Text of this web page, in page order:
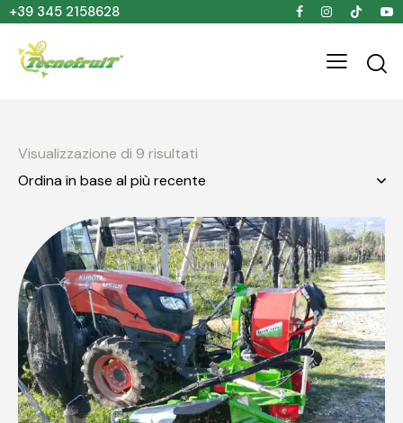
+39 345 2158628
Visualizzazione di 9 risultati